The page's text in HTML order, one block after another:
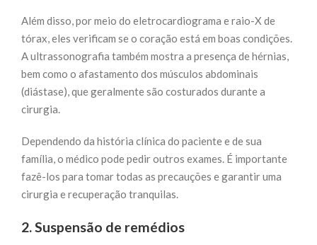
Além disso, por meio do eletrocardiograma e raio-X de
tórax, eles verificam se o coração está em boas condições.
A ultrassonografia também mostra a presença de hérnias,
bem como o afastamento dos músculos abdominais
(diástase), que geralmente são costurados durante a
cirurgia.
Dependendo da história clínica do paciente e de sua
família, o médico pode pedir outros exames. É importante
fazê-los para tomar todas as precauções e garantir uma
cirurgia e recuperação tranquilas.
2. Suspensão de remédios